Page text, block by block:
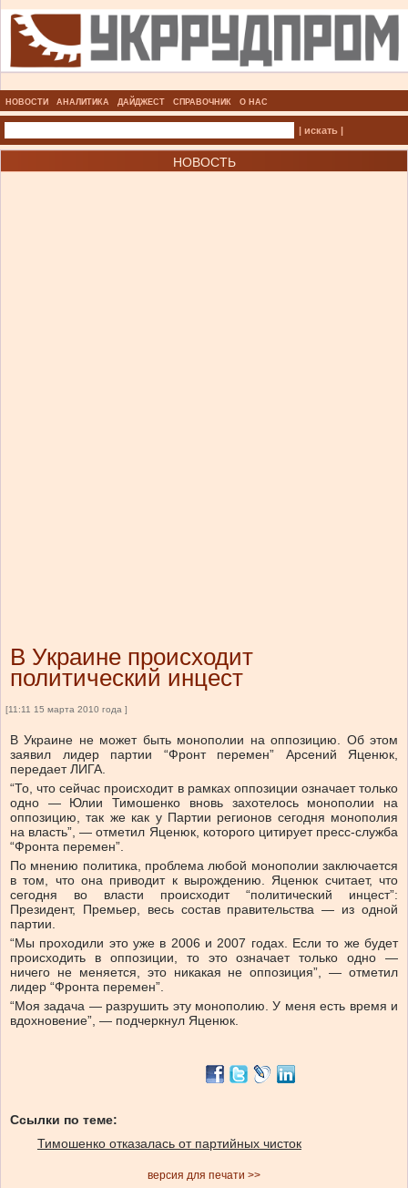
НОВОСТИ АНАЛИТИКА ДАЙДЖЕСТ СПРАВОЧНИК О НАС
| искать |
НОВОСТЬ
В Украине происходит
политический инцест
[11:11 15 марта 2010 года ]
В Украине не может быть монополии на оппозицию. Об этом
заявил лидер партии “Фронт перемен” Арсений Яценюк,
передает ЛИГА.
“То, что сейчас происходит в рамках оппозиции означает только
одно — Юлии Тимошенко вновь захотелось монополии на
оппозицию, так же как у Партии регионов сегодня монополия
на власть”, — отметил Яценюк, которого цитирует пресс-служба
“Фронта перемен”.
По мнению политика, проблема любой монополии заключается
в том, что она приводит к вырождению. Яценюк считает, что
сегодня во власти происходит “политический инцест”:
Президент, Премьер, весь состав правительства — из одной
партии.
“Мы проходили это уже в 2006 и 2007 годах. Если то же будет
происходить в оппозиции, то это означает только одно —
ничего не меняется, это никакая не оппозиция”, — отметил
лидер “Фронта перемен”.
“Моя задача — разрушить эту монополию. У меня есть время и
вдохновение”, — подчеркнул Яценюк.
Ссылки по теме:
Тимошенко отказалась от партийных чисток
версия для печати >>